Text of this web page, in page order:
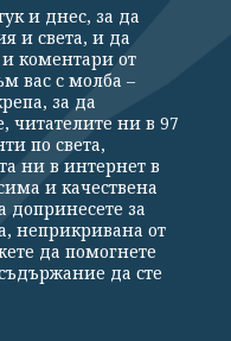
поверителност
За Клуб Z
ни
ЕООД, София, ул. "Алеко
2026 „Клуб Зебра Медия“
видео от www.clubz.bg без
и днес, за да
и света, и да
коментари от
вас с молба –
за да
ни в 97
по света,
ни в интернет в
и качествена
допринесете за
неприкривана от
да помогнете
да сте